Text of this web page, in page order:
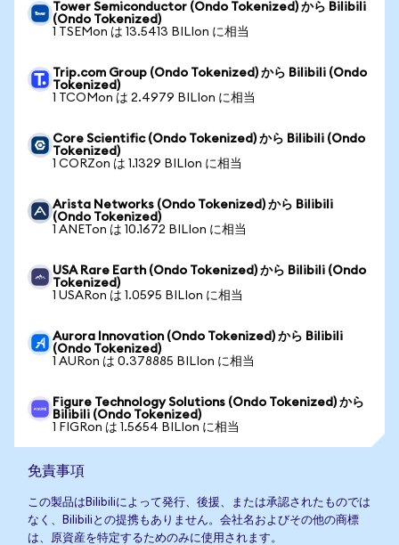
Tower Semiconductor (Ondo Tokenized) から Bilibili
(Ondo Tokenized)
1 TSEMon は 13.5413 BILIon に相当
Trip.com Group (Ondo Tokenized) から Bilibili (Ondo
Tokenized)
1 TCOMon は 2.4979 BILIon に相当
Core Scientific (Ondo Tokenized) から Bilibili (Ondo
Tokenized)
1 CORZon は 1.1329 BILIon に相当
Arista Networks (Ondo Tokenized) から Bilibili
(Ondo Tokenized)
1 ANETon は 10.1672 BILIon に相当
USA Rare Earth (Ondo Tokenized) から Bilibili (Ondo
Tokenized)
1 USARon は 1.0595 BILIon に相当
Aurora Innovation (Ondo Tokenized) から Bilibili
(Ondo Tokenized)
1 AURon は 0.378885 BILIon に相当
Figure Technology Solutions (Ondo Tokenized) から
Bilibili (Ondo Tokenized)
1 FIGRon は 1.5654 BILIon に相当
免責事項
この製品はBilibiliによって発行、後援、または承認されたものでは
なく、Bilibiliとの提携もありません。会社名およびその他の商標
は、原資産を特定するためのみに使用されます。